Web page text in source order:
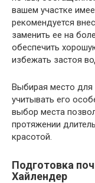
вашем участке
рекомендуется
заменить ее на
обеспечить
избежать застоя
Выбирая место для
учитывать его
выбор места
протяжении
красотой.
Подготовка
Хайлендер